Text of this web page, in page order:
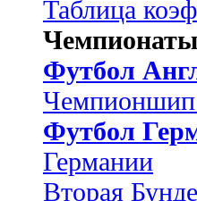
Таблица
Футбол
Футбол
Германии
Вторая